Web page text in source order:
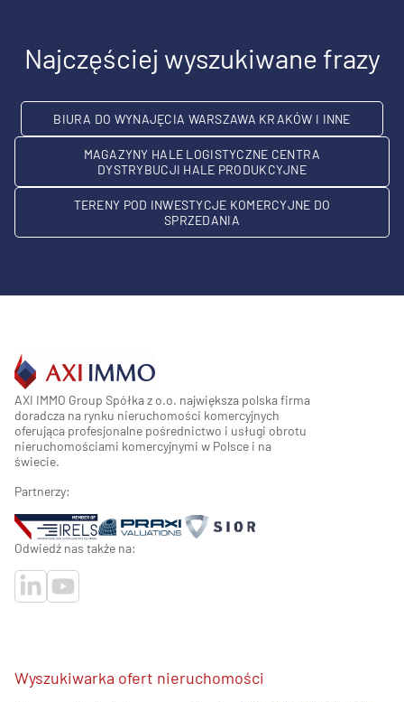
Najczęściej wyszukiwane frazy
BIURA DO WYNAJĘCIA WARSZAWA KRAKÓW I INNE
MAGAZYNY HALE LOGISTYCZNE CENTRA
DYSTRYBUCJI HALE PRODUKCYJNE
TERENY POD INWESTYCJE KOMERCYJNE DO
SPRZEDANIA
AXI IMMO Group Spółka z o.o. największa polska firma
doradcza na rynku nieruchomości komercyjnych
oferująca profesjonalne pośrednictwo i usługi obrotu
nieruchomościami komercyjnymi w Polsce i na
świecie.
Partnerzy:
Odwiedź nas także na:
Wyszukiwarka ofert nieruchomości